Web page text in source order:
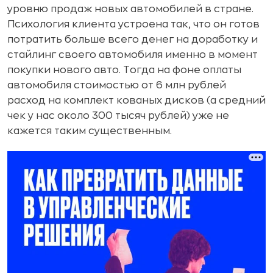
уровню продаж новых автомобилей в стране.
Психология клиента устроена так, что он готов
потратить больше всего денег на доработку и
стайлинг своего автомобиля именно в момент
покупки нового авто. Тогда на фоне оплаты
автомобиля стоимостью от 6 млн рублей
расход на комплект кованых дисков (а средний
чек у нас около 300 тысяч рублей) уже не
кажется таким существенным.